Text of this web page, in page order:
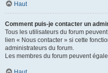
Haut
Comment puis-je contacter un
Tous les utilisateurs du forum
lien « Nous contacter » si cette
administrateurs du forum.
Les membres du forum peuvent